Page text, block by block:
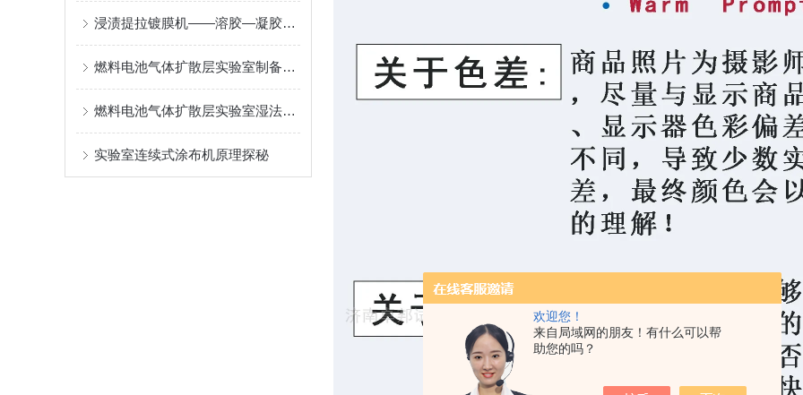
欢迎您！
来自局域网的朋友！有什么可以帮
助您的吗？
浸渍提拉镀膜机——溶胶—凝胶提拉成膜原理与光学及功能涂层应用
燃料电池气体扩散层实验室制备流程
燃料电池气体扩散层实验室湿法成型设备
实验室连续式涂布机原理探秘